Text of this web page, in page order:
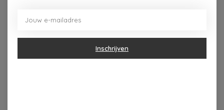
zaterdag 10u - 17u ---zondag maandag gesloten
Categorieën
Inschrijven